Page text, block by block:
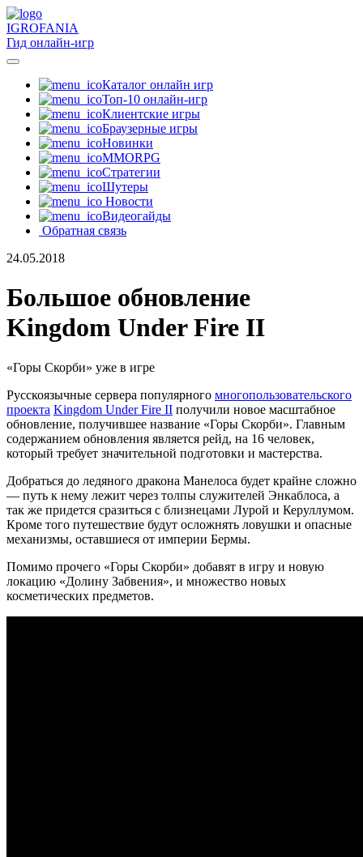
IGROFANIA
Гид онлайн-игр
Каталог онлайн игр
Топ-10 онлайн-игр
Клиентские игры
Браузерные игры
Новинки
MMORPG
Стратегии
Шутеры
Новости
Видеогайды
Обратная связь
24.05.2018
Большое обновление
Kingdom Under Fire II
«Горы Скорби» уже в игре
Русскоязычные сервера популярного многопользовательского
проекта Kingdom Under Fire II получили новое масштабное
обновление, получившее название «Горы Скорби». Главным
содержанием обновления является рейд, на 16 человек,
который требует значительной подготовки и мастерства.
Добраться до ледяного дракона Манелоса будет крайне сложно
— путь к нему лежит через толпы служителей Энкаблоса, а
так же придется сразиться с близнецами Лурой и Керуллумом.
Кроме того путешествие будут осложнять ловушки и опасные
механизмы, оставшиеся от империи Бермы.
Помимо прочего «Горы Скорби» добавят в игру и новую
локацию «Долину Забвения», и множество новых
косметических предметов.